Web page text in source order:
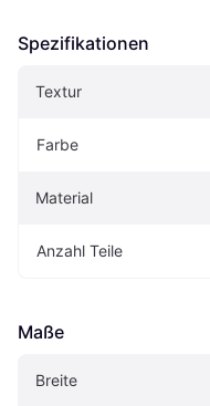
Spezifikationen
Textur
Farbe
Material
Anzahl Teile
Maße
Breite